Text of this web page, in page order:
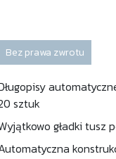
Bez prawa zwrotu
sztuk
gładki tusz